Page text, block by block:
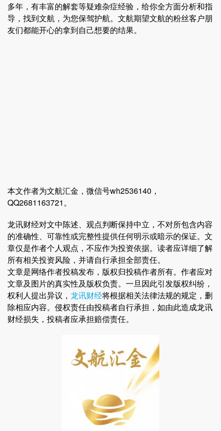
多年，有丰富的解套等疑难杂症经验，给你全方面分析和指
导，找到文航，为您保驾护航。文航期望文航的粉丝客户朋
友们都能开心的拿到自己想要的结果。
本文作者为文航汇金，微信号wh2536140，
QQ2681163721。
龙讯财经对文中陈述、观点判断保持中立，不对所包含内容
的准确性、可靠性或完整性提供任何明示或暗示的保证。文
章仅是作者个人观点，不应作为投资依据。读者应详细了解
所有相关投资风险，并请自行承担全部责任。
文章是网络作者投稿发布，版权归投稿作者所有。作者应对
文章及图片的真实性及版权负责。一旦因此引发版权纠纷，
权利人提出异议， 龙讯财经将根据相关法律法规的规定，删
除相应内容。侵权责任由投稿者自行承担，如由此造成龙讯
财经损失，投稿者应承担赔偿责任。